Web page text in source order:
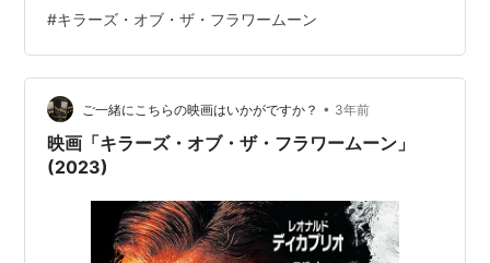
ーロ。悪い奴なのにどこか憎めない人間たち。こんな奴
いるよねえ。 マイノリティをめぐる状況は100年前と何
も変わっていない。 ザ・バンドの名ギタリストであるロ
ビー・ロバートソンの遺作となったこの映画。 ネイティ
ブ・アメリカンの血を受け継ぐロビーの最後がこの作品
であったことは運命だろうか。 香椎…
#キラーズ・オブ・ザ・フラワームーン
ご一緒にこちらの映画はいかがですか？ • 3年前
映画「キラーズ・オブ・ザ・フラワームーン」
(2023)